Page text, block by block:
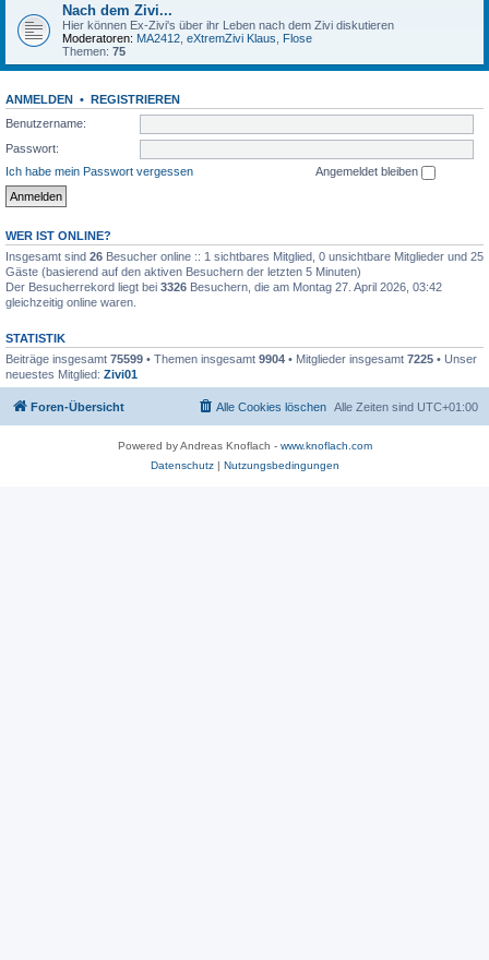
Nach dem Zivi...
Hier können Ex-Zivi's über ihr Leben nach dem Zivi diskutieren
Moderatoren: MA2412 eXtremZivi Klaus
Flose
Themen: 75
ANMELDEN • REGISTRIEREN
Benutzername:
Passwort:
Ich habe mein Passwort vergessen
Angemeldet bleiben
WER IST ONLINE?
Insgesamt sind 26 Besucher online :: 1 sichtbares Mitglied, 0 unsichtbare Mitglieder und 25
Gäste (basierend auf den aktiven Besuchern der letzten 5 Minuten)
Der Besucherrekord liegt bei 3326 Besuchern, die am Montag 27. April 2026, 03:42
gleichzeitig online waren.
STATISTIK
Beiträge insgesamt 75599 • Themen insgesamt 9904 • Mitglieder insgesamt 7225 • Unser
neuestes Mitglied: Zivi01
Foren-Übersicht Alle Zeiten sind UTC+01:00
Alle Cookies löschen
Powered by Andreas Knoflach - www.knoflach.com
Datenschutz| Nutzungsbedingungen